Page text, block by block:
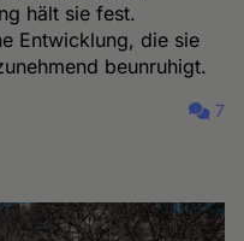
hält sie fest.
Entwicklung, die sie
beunruhigt.
7